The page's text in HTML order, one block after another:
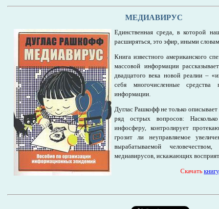
МЕДИАВИРУС
Единственная среда, в которой
расширяться, это эфир, иными
Книга известного американского
массовой информации
двадцатого века новой реалии –
себя многочисленные
информации.
Дуглас Рашкофф не только
ряд острых вопросов: Насколько
инфосферу, контролирует
грозит ли неуправляемое
вырабатываемой
медиавирусов, искажающих
Cкачать